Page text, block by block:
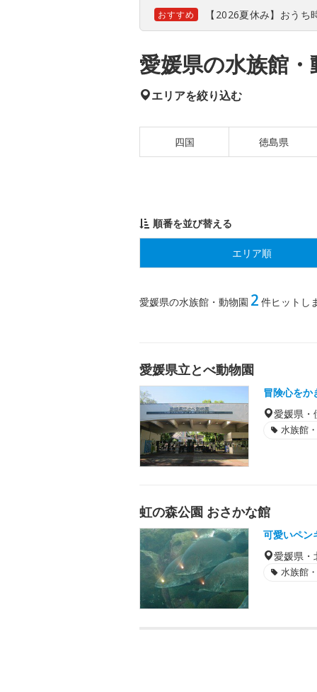
おすすめ 【2026夏休み】おう
愛媛県の水族館
エリアを絞り込む
四国 徳島県
順番を並び替える
エリア順
愛媛県の水族館・動物園 2 件ヒットし
愛媛県立とべ動物園
冒険心をか
愛媛県・
水族館
虹の森公園 おさかな館
可愛いペン
愛媛県・
水族館